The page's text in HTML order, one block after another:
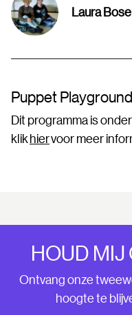
Laura
Puppet Playground
Dit programma is
klikhiervoor meer
HOUD MIJ
Ontvang onze
hoogte te